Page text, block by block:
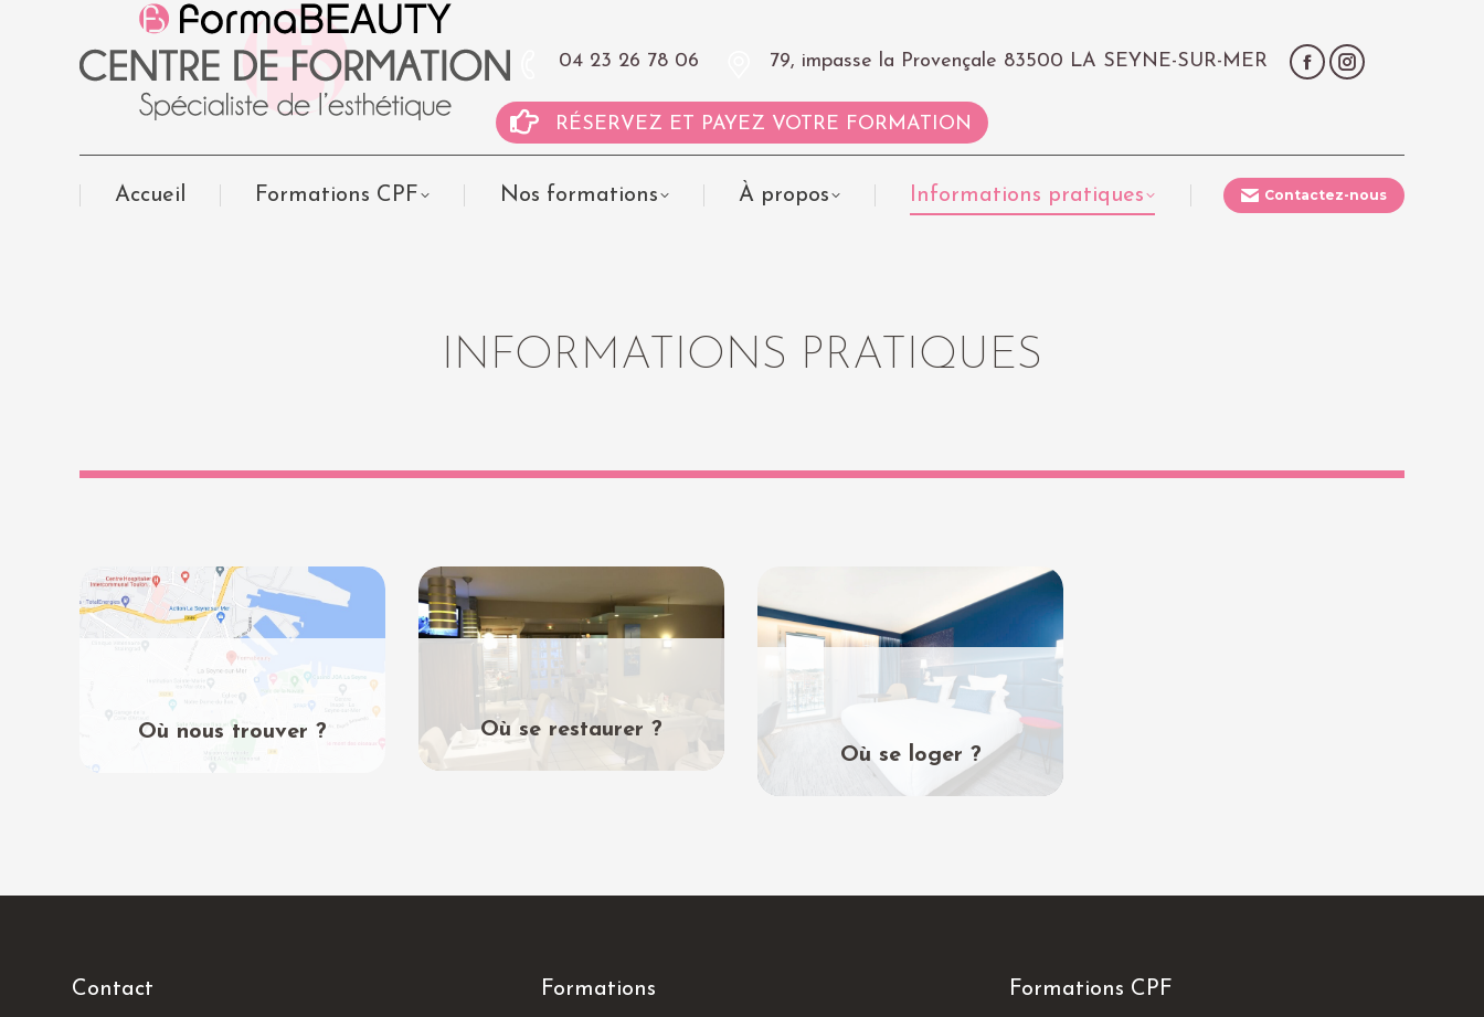
04 23 26 78 06 79, impasse la Provençale 83500 LA SEYNE-SUR-MER
RÉSERVEZ ET PAYEZ VOTRE FORMATION
Accueil Formations CPF Nos formations À propos Informations pratiques Contactez-nous
INFORMATIONS PRATIQUES
Où nous trouver ?
Où se restaurer ?
Où se loger ?
Contact Formations Formations CPF